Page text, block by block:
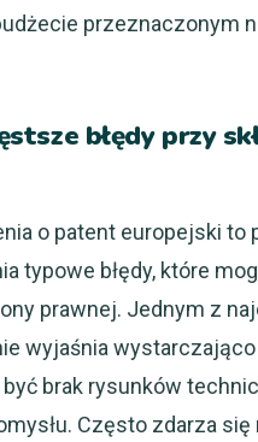
przeznaczonym
błędy przy
o patent europejski
typowe błędy, które
prawnej. Jednym z
wyjaśnia
brak rysunków
Często zdarza